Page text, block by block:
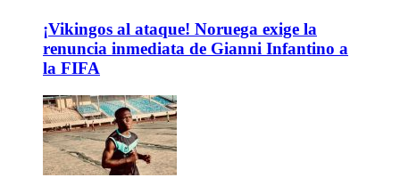
¡Vikingos al ataque! Noruega exige la
renuncia inmediata de Gianni Infantino a
la FIFA